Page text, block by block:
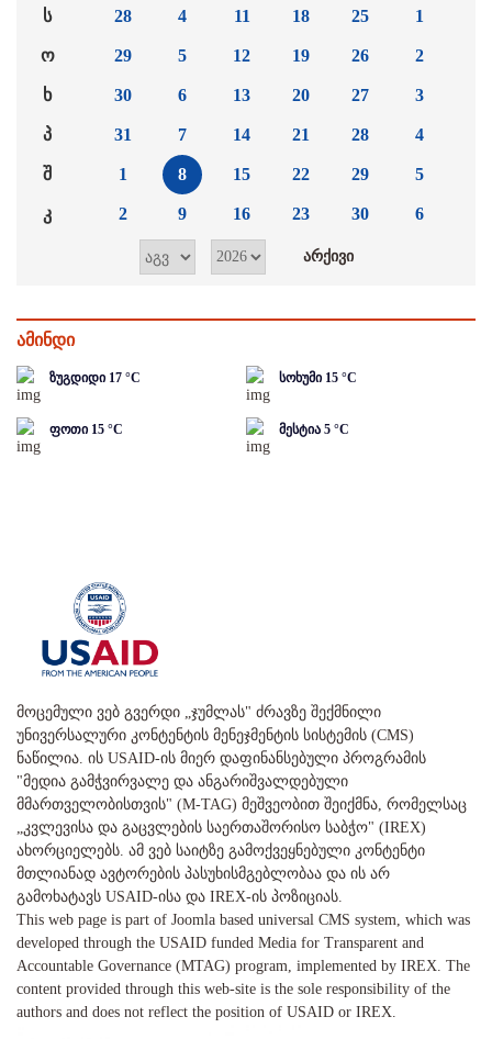
ს
ო
ხ
პ
შ
კ
28
29
30
31
1
2
4
5
6
7
8
9
11
12
13
14
15
16
18
19
20
21
22
23
25
26
27
28
29
30
1
2
3
4
5
6
ამინდი
ზუგდიდი 17 °C სოხუმი 15 °C
ფოთი 15 °C მესტია 5 °C
მოცემული ვებ გვერდი „ჯუმლას" ძრავზე შექმნილი
უნივერსალური კონტენტის მენეჯმენტის სისტემის (CMS)
ნაწილია. ის USAID-ის მიერ დაფინანსებული პროგრამის
"მედია გამჭვირვალე და ანგარიშვალდებული
მმართველობისთვის" (M-TAG) მეშვეობით შეიქმნა, რომელსაც
„კვლევისა და გაცვლების საერთაშორისო საბჭო" (IREX)
ახორციელებს. ამ ვებ საიტზე გამოქვეყნებული კონტენტი
მთლიანად ავტორების პასუხისმგებლობაა და ის არ
გამოხატავს USAID-ისა და IREX-ის პოზიციას.
This web page is part of Joomla based universal CMS system, which was
developed through the USAID funded Media for Transparent and
Accountable Governance (MTAG) program, implemented by IREX. The
content provided through this web-site is the sole responsibility of the
authors and does not reflect the position of USAID or IREX.